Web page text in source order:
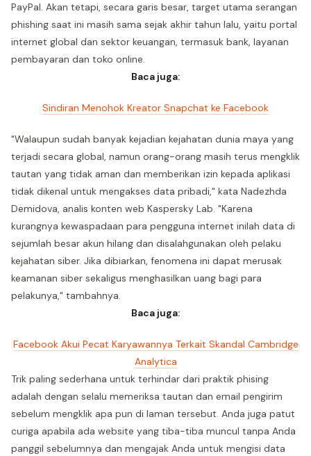
PayPal. Akan tetapi, secara garis besar, target utama serangan
phishing saat ini masih sama sejak akhir tahun lalu, yaitu portal
internet global dan sektor keuangan, termasuk bank, layanan
pembayaran dan toko online.
Baca juga:
Sindiran Menohok Kreator Snapchat ke Facebook
"Walaupun sudah banyak kejadian kejahatan dunia maya yang
terjadi secara global, namun orang-orang masih terus mengklik
tautan yang tidak aman dan memberikan izin kepada aplikasi
tidak dikenal untuk mengakses data pribadi," kata Nadezhda
Demidova, analis konten web Kaspersky Lab. "Karena
kurangnya kewaspadaan para pengguna internet inilah data di
sejumlah besar akun hilang dan disalahgunakan oleh pelaku
kejahatan siber. Jika dibiarkan, fenomena ini dapat merusak
keamanan siber sekaligus menghasilkan uang bagi para
pelakunya," tambahnya.
Baca juga:
Facebook Akui Pecat Karyawannya Terkait Skandal Cambridge
Analytica
Trik paling sederhana untuk terhindar dari praktik phising
adalah dengan selalu memeriksa tautan dan email pengirim
sebelum mengklik apa pun di laman tersebut. Anda juga patut
curiga apabila ada website yang tiba-tiba muncul tanpa Anda
panggil sebelumnya dan mengajak Anda untuk mengisi data